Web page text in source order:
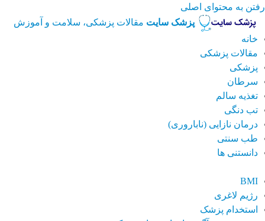
رفتن به محتوای اصلی
پزشک سایت مقالات پزشکی، سلامت و آموزش
خانه
مقالات پزشکی
پزشکی
سرطان
تغذیه سالم
تب دنگی
درمان نازایی (ناباروری)
طب سنتی
دانستنی ها
BMI
رژیم لاغری
استخدام پزشک